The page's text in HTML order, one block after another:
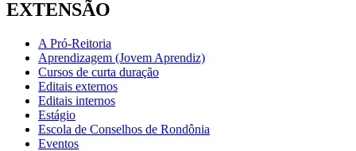
EXTENSÃO
A Pró-Reitoria
Aprendizagem (Jovem Aprendiz)
Cursos de curta duração
Editais externos
Editais internos
Estágio
Escola de Conselhos de Rondônia
Eventos